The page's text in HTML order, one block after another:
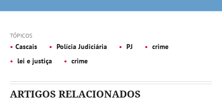
TÓPICOS
Cascais Polícia Judiciária PJ
crime
lei e justiça
crime
ARTIGOS RELACIONADOS